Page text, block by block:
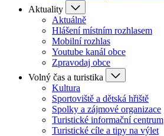
Aktuality
Aktuálně
Hlášení místním rozhlasem
Mobilní rozhlas
Youtube kanál obce
Zpravodaj obce
Volný čas a turistika
Kultura
Sportoviště a dětská hřiště
Spolky a zájmové organizace
Turistické informační centrum
Turistické cíle a tipy na výlet